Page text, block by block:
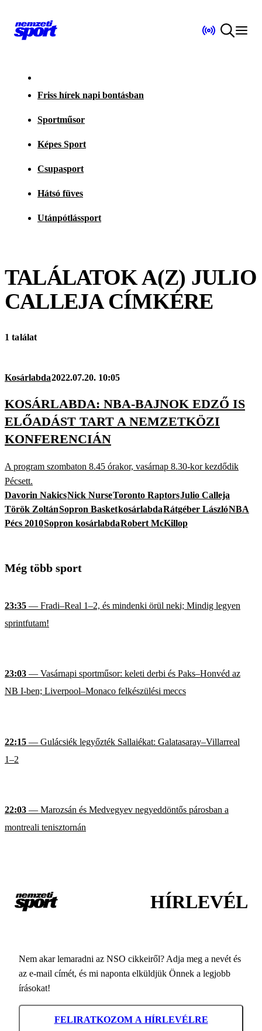
Friss hírek napi bontásban
Sportműsor
Képes Sport
Csupasport
Hátsó füves
Utánpótlássport
TALÁLATOK A(Z) JULIO
CALLEJACÍMKÉRE
1 találat
Kosárlabda2022.07.20. 10:05
KOSÁRLABDA: NBA-BAJNOK EDZŐ IS
ELŐADÁST TART A NEMZETKÖZI
KONFERENCIÁN
A program szombaton 8.45 órakor, vasárnap 8.30-kor kezdődik
Pécsett.
Davorin NakicsNick NurseToronto RaptorsJulio Calleja
Török ZoltánSopron BasketkosárlabdaRátgéber LászlóNBA
Pécs 2010Sopron kosárlabdaRobert McKillop
Még több sport
23:35 — Fradi–Real 1–2, és mindenki örül neki; Mindig legyen
sprintfutam!
23:03 — Vasárnapi sportműsor: keleti derbi és Paks–Honvéd az
NB I-ben; Liverpool–Monaco felkészülési meccs
22:15 — Gulácsiék legyőzték Sallaiékat: Galatasaray–Villarreal
1–2
22:03 — Marozsán és Medvegyev negyeddöntős párosban a
montreali tenisztornán
HÍRLEVÉL
Nem akar lemaradni az NSO cikkeiről? Adja meg a nevét és
az e-mail címét, és mi naponta elküldjük Önnek a legjobb
írásokat!
FELIRATKOZOM A HÍRLEVÉLRE